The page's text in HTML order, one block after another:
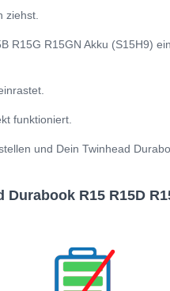
ziehst.
R15G R15GN Akku (S15H9)
funktioniert.
und Dein Twinhead
R15 R15D